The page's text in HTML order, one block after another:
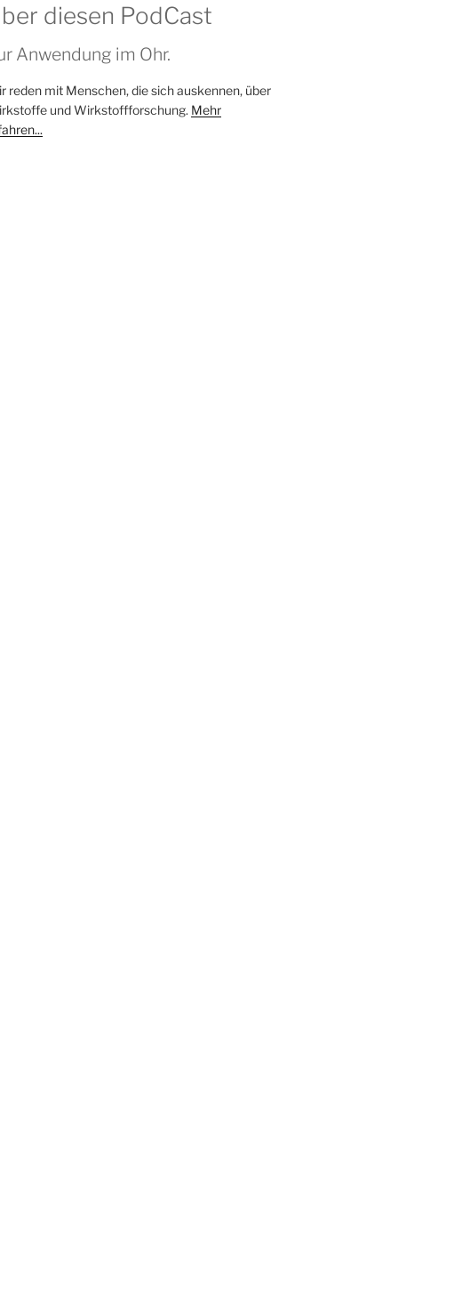
diesen PodCast
Anwendung im Ohr.
reden mit Menschen, die sich auskennen, über
und Wirkstoffforschung. Mehr